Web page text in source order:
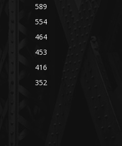
589
554
464
453
416
352